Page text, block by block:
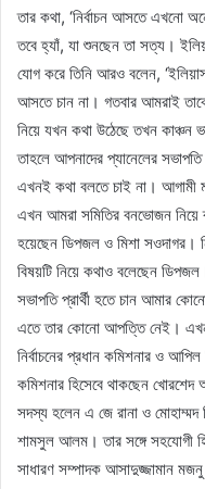
তার কথা, ‘নির্বাচন আসতে এখনো
তবে হ্যাঁ, যা শুনছেন তা সত্য।
যোগ করে তিনি আরও বলেন, ‘ইলিয়াস
আসতে চান না। গতবার আমরাই তাকে
নিয়ে যখন কথা উঠেছে তখন কাঞ্চন
তাহলে আপনাদের প্যানেলের
এখনই কথা বলতে চাই না। আগামী
এখন আমরা সমিতির বনভোজন
হয়েছেন ডিপজল ও মিশা সওদাগর।
বিষয়টি নিয়ে কথাও বলেছেন
সভাপতি প্রার্থী হতে চান আমার
এতে তার কোনো আপত্তি নেই।
নির্বাচনের প্রধান কমিশনার ও
কমিশনার হিসেবে থাকছেন
সদস্য হলেন এ জে রানা ও মোহাম্মদ
শামসুল আলম। তার সঙ্গে সহযোগী
সাধারণ সম্পাদক আসাদুজ্জামান